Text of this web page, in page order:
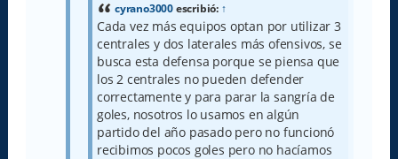
cyrano3000escribió: ↑
Cada vez más equipos optan por utilizar 3
centrales y dos laterales más ofensivos, se
busca esta defensa porque se piensa que
los 2 centrales no pueden defender
correctamente y para parar la sangría de
goles, nosotros lo usamos en algún
partido del año pasado pero no funcionó
recibimos pocos goles pero no hacíamos